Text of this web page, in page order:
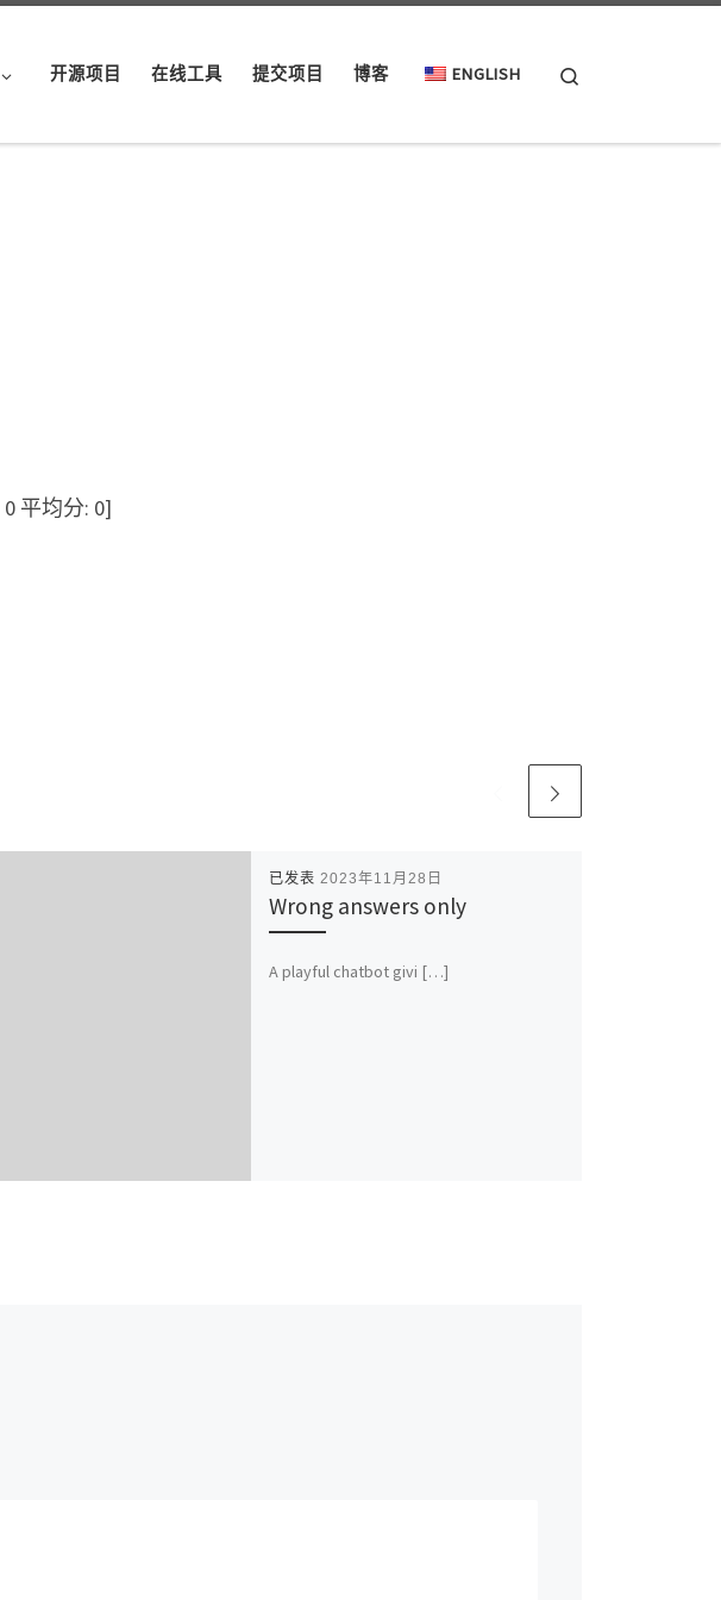
开源项目 在线工具 提交项目 博客 ENGLISH
0 平均分: 0]
已发表 2023年11月28日
Wrong answers only
A playful chatbot givi […]